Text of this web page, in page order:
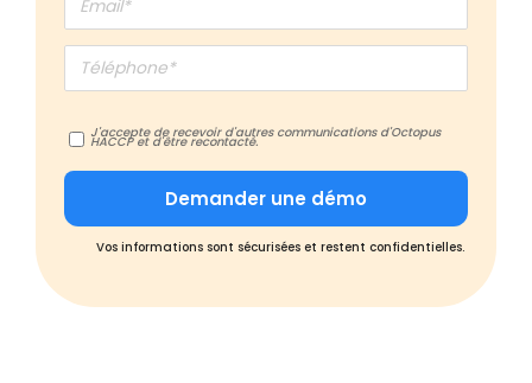
J'accepte de recevoir d'autres communications d'Octopus
HACCP et d'être recontacté.
Vos informations sont sécurisées et restent confidentielles.